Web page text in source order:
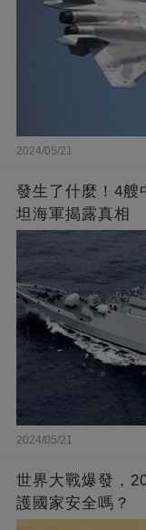
2024/05/21
發生了什麼！4艘
坦海軍揭露真相
2024/05/21
世界大戰爆發，
護國家安全嗎？